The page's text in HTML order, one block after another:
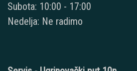
Subota: 10:00 - 17:00
Nedelja: Ne radimo